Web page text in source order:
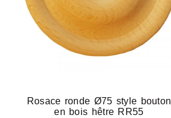
Rosace ronde Ø75 style bouton
en bois hêtre RR55